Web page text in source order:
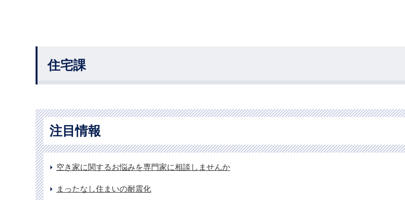
住宅課
注目情報
空き家に関するお悩みを専門家に相談しませんか
まったなし住まいの耐震化